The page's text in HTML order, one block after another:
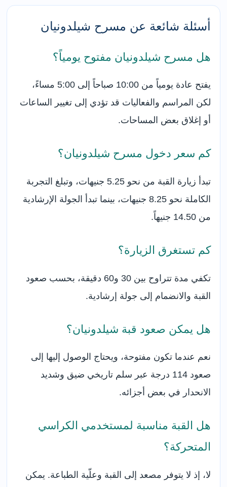
أسئلة شائعة عن مسرح شيلدونيان
هل مسرح شيلدونيان مفتوح يومياً؟
يفتح عادة يومياً من 10:00 صباحاً إلى 5:00 مساءً،
لكن المراسم والفعاليات قد تؤدي إلى تغيير الساعات
أو إغلاق بعض المساحات.
كم سعر دخول مسرح شيلدونيان؟
تبدأ زيارة القبة من نحو 5.25 جنيهات، وتبلغ التجربة
الكاملة نحو 8.25 جنيهات، بينما تبدأ الجولة الإرشادية
من 14.50 جنيهاً.
كم تستغرق الزيارة؟
تكفي مدة تتراوح بين 30 و60 دقيقة، بحسب صعود
القبة والانضمام إلى جولة إرشادية.
هل يمكن صعود قبة شيلدونيان؟
نعم عندما تكون مفتوحة، ويحتاج الوصول إليها إلى
صعود 114 درجة عبر سلم تاريخي ضيق وشديد
الانحدار في بعض أجزائه.
هل القبة مناسبة لمستخدمي الكراسي
المتحركة؟
لا، إذ لا يتوفر مصعد إلى القبة وعلّية الطباعة. يمكن